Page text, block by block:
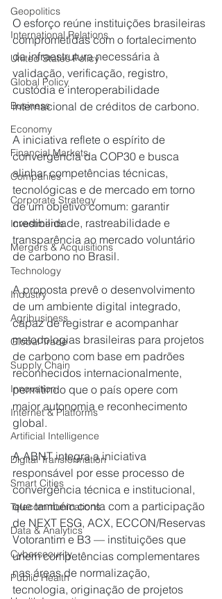
Geopolitics
International Relations
United States Policy
Global Policy
Business
Economy
Financial Markets
Companies
Corporate Strategy
Investments
Mergers & Acquisitions
Technology
Industry
Agribusiness
Global Trade
Supply Chain
Innovation
Internet & Platforms
Artificial Intelligence
Digital Transformation
Smart Cities
Telecommunications
Data & Analytics
Cybersecurity
Public Health
O esforço reúne instituições brasileiras
comprometidas com o fortalecimento
da infraestrutura necessária à
validação, verificação, registro,
custódia e interoperabilidade
internacional de créditos de carbono.
A iniciativa reflete o espírito de
convergência da COP30 e busca
alinhar competências técnicas,
tecnológicas e de mercado em torno
de um objetivo comum: garantir
credibilidade, rastreabilidade e
transparência ao mercado voluntário
de carbono no Brasil.
A proposta prevê o desenvolvimento
de um ambiente digital integrado,
capaz de registrar e acompanhar
metodologias brasileiras para projetos
de carbono com base em padrões
reconhecidos internacionalmente,
permitindo que o país opere com
maior autonomia e reconhecimento
global.
A ABNT integra a iniciativa
responsável por esse processo de
convergência técnica e institucional,
que também conta com a participação
de NEXT ESG, ACX, ECCON/Reservas
Votorantim e B3 — instituições que
unem competências complementares
nas áreas de normalização,
tecnologia, originação de projetos